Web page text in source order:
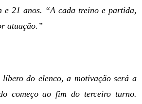
e 21 anos. “A cada treino e partida,
atuação.”
do elenco, a motivação será a
começo ao fim do terceiro turno.